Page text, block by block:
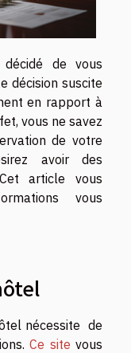
de vous
décision suscite
en rapport à
vous ne savez
de votre
avoir des
article vous
vous
nécessite de
Ce site vous